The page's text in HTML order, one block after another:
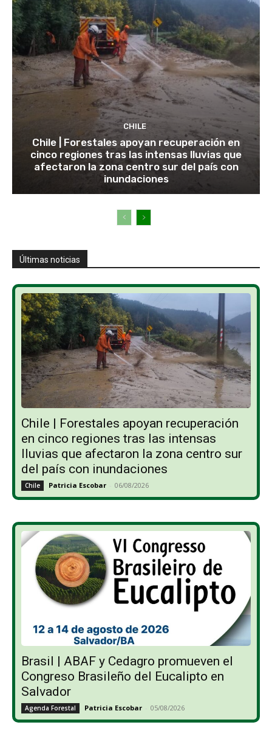
CHILE
Chile | Forestales apoyan recuperación en
cinco regiones tras las intensas lluvias que
afectaron la zona centro sur del país con
inundaciones
Últimas noticias
Chile | Forestales apoyan recuperación
en cinco regiones tras las intensas
lluvias que afectaron la zona centro sur
del país con inundaciones
Chile Patricia Escobar - 06/08/2026
Brasil | ABAF y Cedagro promueven el
Congreso Brasileño del Eucalipto en
Salvador
Agenda Forestal Patricia Escobar - 05/08/2026